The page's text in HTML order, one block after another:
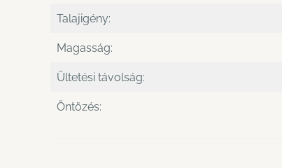
Talajigény:
Magasság:
Ültetési távolság:
Öntözés: